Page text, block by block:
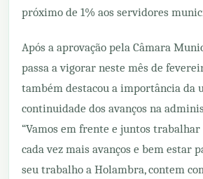
próximo de 1% aos servidores
Após a aprovação pela Câmara
passa a vigorar neste mês de
também destacou a importância da
continuidade dos avanços na
“Vamos em frente e juntos
cada vez mais avanços e bem estar
seu trabalho a Holambra, contem